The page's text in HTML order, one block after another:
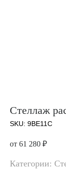
Стеллаж
SKU: 9BE11C
от 61 280 ₽
Категории: